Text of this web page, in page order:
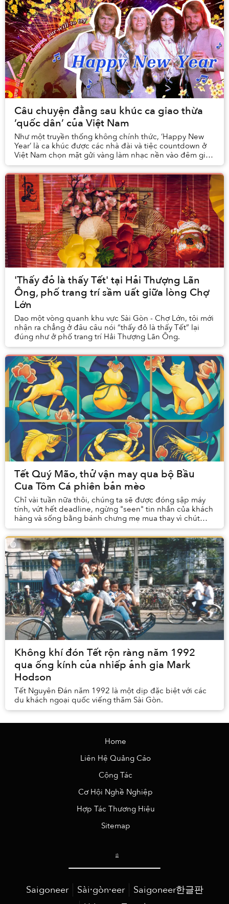
Câu chuyện đằng sau khúc ca giao thừa
‘quốc dân’ của Việt Nam
Như một truyền thống không chính thức, ‘Happy New
Year’ là ca khúc được các nhà đài và tiệc countdown ở
Việt Nam chọn mặt gửi vàng làm nhạc nền vào đêm giao
thừa.
'Thấy đỏ là thấy Tết' tại Hải Thượng Lãn
Ông, phố trang trí sầm uất giữa lòng Chợ
Lớn
Dạo một vòng quanh khu vực Sài Gòn - Chợ Lớn, tôi mới
nhận ra chẳng ở đâu câu nói “thấy đỏ là thấy Tết” lại
đúng như ở phố trang trí Hải Thượng Lãn Ông.
Tết Quý Mão, thử vận may qua bộ Bầu
Cua Tôm Cá phiên bản mèo
Chỉ vài tuần nữa thôi, chúng ta sẽ được đóng sập máy
tính, vứt hết deadline, ngừng "seen" tin nhắn của khách
hàng và sống bằng bánh chưng mẹ mua thay vì chút
đồng lẻ của tư bản.
Không khí đón Tết rộn ràng năm 1992
qua ống kính của nhiếp ảnh gia Mark
Hodson
Tết Nguyên Đán năm 1992 là một dịp đặc biệt với các
du khách ngoại quốc viếng thăm Sài Gòn.
Home
Liên Hệ Quảng Cáo
Cộng Tác
Cơ Hội Nghề Nghiệp
Hợp Tác Thương Hiệu
Sitemap
Saigoneer Sài·gòn·eer
Saigoneer한글판